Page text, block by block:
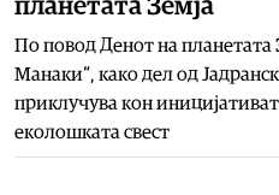
планетата Земја
По повод Денот на
Манаки“, како дел од
приклучува кон
еколошката свест